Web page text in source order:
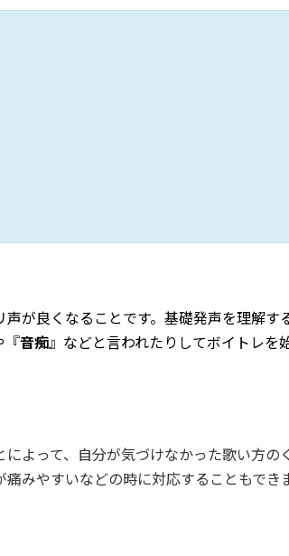
が良くなることです。基礎発声を理解す
『音痴』などと言われたりしてボイトレを
よって、自分が気づけなかった歌い方の
みやすいなどの時に対応することもできま